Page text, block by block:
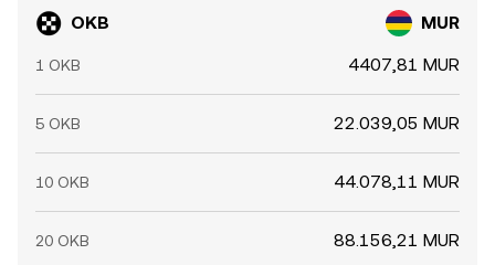
OKB MUR
1 OKB 4407,81 MUR
5 OKB 22.039,05 MUR
10 OKB 44.078,11 MUR
20 OKB 88.156,21 MUR